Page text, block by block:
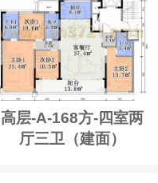
高层-A-168方-四室两
厅三卫（建面）